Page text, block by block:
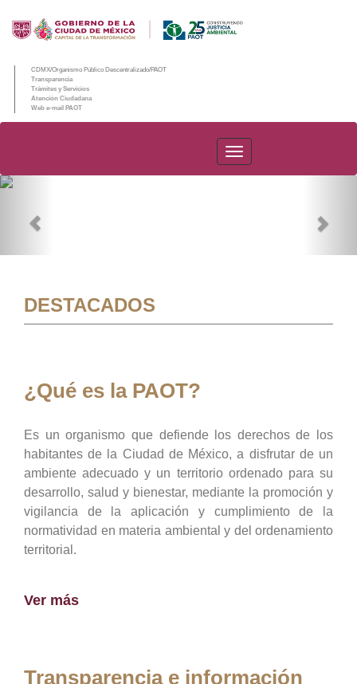
CDMX/Organismo Público Descentralizado/PAOT
Transparencia
Trámites y Servicios
Atención Ciudadana
Web e-mail PAOT
PAOT
DESTACADOS
¿Qué es la PAOT?
Es un organismo que defiende los derechos de los
habitantes de la Ciudad de México, a disfrutar de un
ambiente adecuado y un territorio ordenado para su
desarrollo, salud y bienestar, mediante la promoción y
vigilancia de la aplicación y cumplimiento de la
normatividad en materia ambiental y del ordenamiento
territorial.
Ver más
Transparencia e información